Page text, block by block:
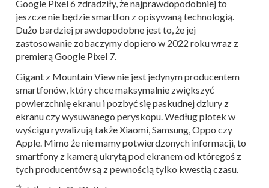
Google Pixel 6 zdradziły, że najprawdopodobniej to
jeszcze nie będzie smartfon z opisywaną technologią.
Dużo bardziej prawdopodobne jest to, że jej
zastosowanie zobaczymy dopiero w 2022 roku wraz z
premierą Google Pixel 7.
Gigant z Mountain View nie jest jedynym producentem
smartfonów, który chce maksymalnie zwiększyć
powierzchnię ekranu i pozbyć się paskudnej dziury z
ekranu czy wysuwanego peryskopu. Według plotek w
wyścigu rywalizują także Xiaomi, Samsung, Oppo czy
Apple. Mimo że nie mamy potwierdzonych informacji, to
smartfony z kamerą ukrytą pod ekranem od któregoś z
tych producentów są z pewnością tylko kwestią czasu.